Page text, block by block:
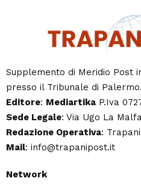
Supplemento di Meridio Post
presso il Tribunale di Palermo.
Editore: Mediartika P.Iva
Sede Legale: Via Ugo La
Redazione Operativa:
Mail: info@trapanipost.it
Network